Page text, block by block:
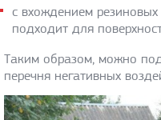
с вхождением
подходит для
Таким образом, можно
перечня негативных